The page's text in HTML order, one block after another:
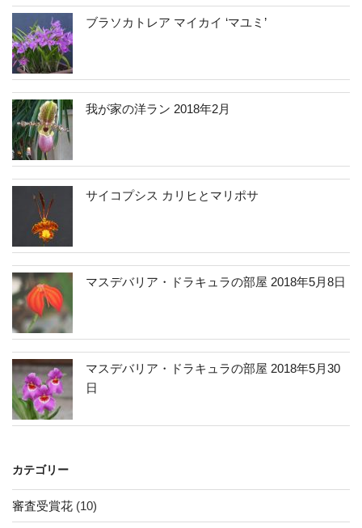
ブラソカトレア マイカイ ‘マユミ’
我が家の洋ラン 2018年2月
サイコプシス カリヒとマリポサ
マスデバリア・ドラキュラの部屋 2018年5月8日
マスデバリア・ドラキュラの部屋 2018年5月30
日
カテゴリー
審査受賞花 (10)